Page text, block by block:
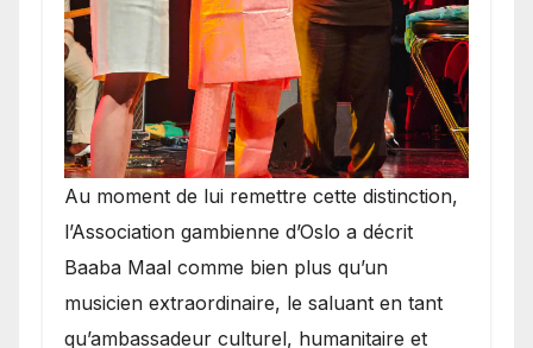
​Au moment de lui remettre cette distinction,
l’Association gambienne d’Oslo a décrit
Baaba Maal comme bien plus qu’un
musicien extraordinaire, le saluant en tant
qu’ambassadeur culturel, humanitaire et